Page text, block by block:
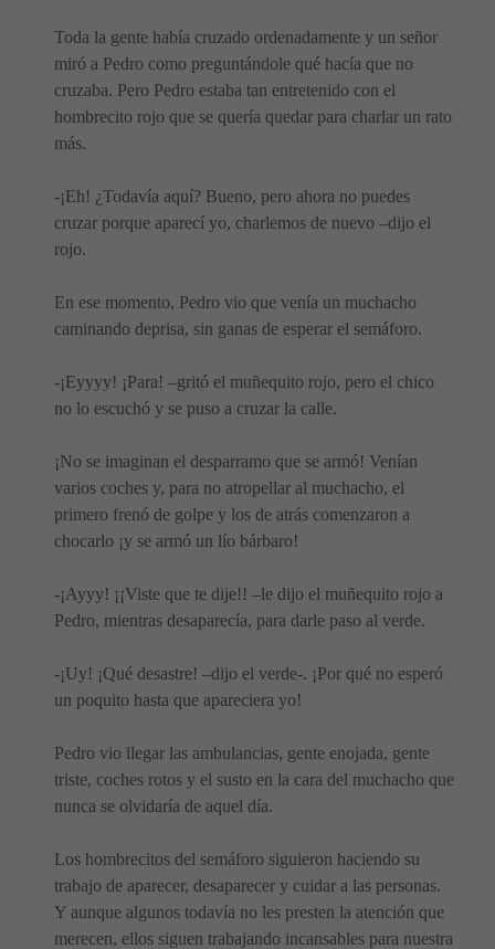
Toda la gente había cruzado ordenadamente y un señor
miró a Pedro como preguntándole qué hacía que no
cruzaba. Pero Pedro estaba tan entretenido con el
hombrecito rojo que se quería quedar para charlar un rato
más.
-¡Eh! ¿Todavía aquí? Bueno, pero ahora no puedes
cruzar porque aparecí yo, charlemos de nuevo –dijo el
rojo.
En ese momento, Pedro vio que venía un muchacho
caminando deprisa, sin ganas de esperar el semáforo.
-¡Eyyyy! ¡Para! –gritó el muñequito rojo, pero el chico
no lo escuchó y se puso a cruzar la calle.
¡No se imaginan el desparramo que se armó! Venían
varios coches y, para no atropellar al muchacho, el
primero frenó de golpe y los de atrás comenzaron a
chocarlo ¡y se armó un lío bárbaro!
-¡Ayyy! ¡¡Viste que te dije!! –le dijo el muñequito rojo a
Pedro, mientras desaparecía, para darle paso al verde.
-¡Uy! ¡Qué desastre! –dijo el verde-. ¡Por qué no esperó
un poquito hasta que apareciera yo!
Pedro vio llegar las ambulancias, gente enojada, gente
triste, coches rotos y el susto en la cara del muchacho que
nunca se olvidaría de aquel día.
Los hombrecitos del semáforo siguieron haciendo su
trabajo de aparecer, desaparecer y cuidar a las personas.
Y aunque algunos todavía no les presten la atención que
merecen, ellos siguen trabajando incansables para nuestra